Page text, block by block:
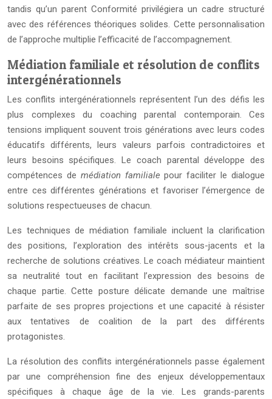
tandis qu’un parent Conformité privilégiera un cadre structuré
avec des références théoriques solides. Cette personnalisation
de l’approche multiplie l’efficacité de l’accompagnement.
Médiation familiale et résolution de conflits
intergénérationnels
Les conflits intergénérationnels représentent l’un des défis les
plus complexes du coaching parental contemporain. Ces
tensions impliquent souvent trois générations avec leurs codes
éducatifs différents, leurs valeurs parfois contradictoires et
leurs besoins spécifiques. Le coach parental développe des
compétences de médiation familialepour faciliter le dialogue
entre ces différentes générations et favoriser l’émergence de
solutions respectueuses de chacun.
Les techniques de médiation familiale incluent la clarification
des positions, l’exploration des intérêts sous-jacents et la
recherche de solutions créatives. Le coach médiateur maintient
sa neutralité tout en facilitant l’expression des besoins de
chaque partie. Cette posture délicate demande une maîtrise
parfaite de ses propres projections et une capacité à résister
aux tentatives de coalition de la part des différents
protagonistes.
La résolution des conflits intergénérationnels passe également
par une compréhension fine des enjeux développementaux
spécifiques à chaque âge de la vie. Les grands-parents